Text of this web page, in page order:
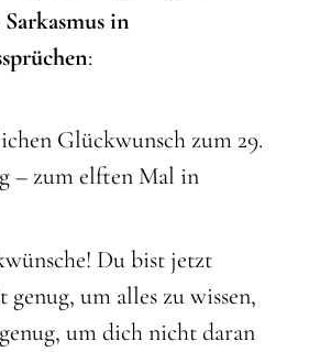
in
:
Glückwunsch zum 29.
– zum elften Mal in
Du bist jetzt
um alles zu wissen,
um dich nicht daran